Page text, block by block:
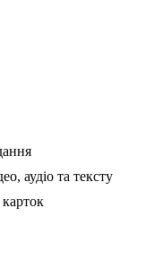
аудіо та тексту